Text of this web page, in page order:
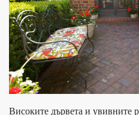
Високите дървета и увивните